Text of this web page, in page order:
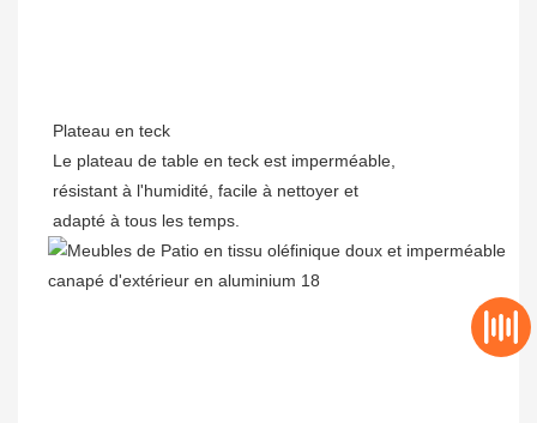
Plateau en teck
Le plateau de table en teck est imperméable,
résistant à l'humidité, facile à nettoyer et
adapté à tous les temps.